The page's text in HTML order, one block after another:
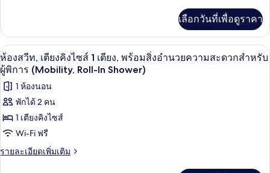
เตียง
(High
Floor)
เกี่ยว
กับ
ห้อง
สแตนดาร์ด,
หลาย
เตียง
(High
เลือกวันที่เพื่อดูราคา
เปิด
ภาพถ่าย
ทั้งหมด
ของ
ห้อง
สวีท,
เตียง
ห้องสวีท, เตียงคิงไซส์ 1 เตียง, พร้อม
4
ห้องสวีท, เตียงคิงไซส์ 1 เตียง, พร้อมสิ่งอำนวยความสะดวกสำหรับ
ผู้พิการ (Mobility, Roll-In Shower)
1 ห้องนอน
พักได้ 2 คน
1 เตียงคิงไซส์
Wi-Fi ฟรี
รายละเอียดเพิ่มเติม
ราย